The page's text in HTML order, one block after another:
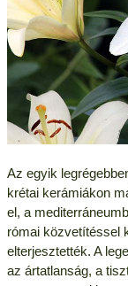
Az egyik
krétai kerámiákon
el, a
római közvetítéssel
elterjesztették. A
az ártatlanság, a